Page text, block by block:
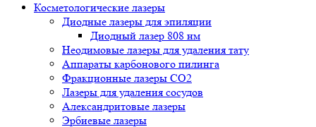
Косметологические лазеры
Диодные лазеры для эпиляции
Диодный лазер 808 нм
Неодимовые лазеры для удаления тату
Аппараты карбонового пилинга
Фракционные лазеры CO2
Лазеры для удаления сосудов
Александритовые лазеры
Эрбиевые лазеры